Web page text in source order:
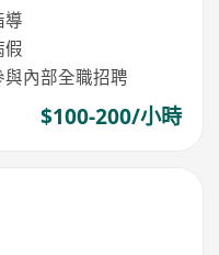
導
假
內部全職招聘
$100-200/小時